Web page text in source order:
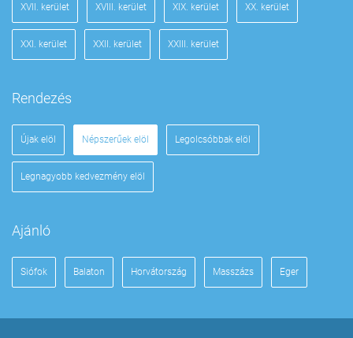
XVII. kerület XVIII. kerület XIX. kerület XX. kerület
XXI. kerület XXII. kerület XXIII. kerület
Rendezés
Újak elöl Népszerűek elöl Legolcsóbbak elöl
Legnagyobb kedvezmény elöl
Ajánló
Siófok Balaton Horvátország Masszázs Eger